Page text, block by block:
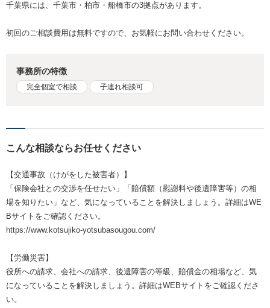
千葉県には、千葉市・柏市・船橋市の3拠点があります。
初回のご相談費用は無料ですので、お気軽にお問い合わせください。
事務所の特徴
完全個室で相談 子連れ相談可
こんな相談ならお任せください
【交通事故（けがをした被害者）】
「保険会社との交渉を任せたい」「賠償額（慰謝料や後遺障害等）の相
場を知りたい」など、気になっていることを解決しましょう。詳細はWE
Bサイトをご確認ください。
https://www.kotsujiko-yotsubasougou.com/
【労働災害】
役所への請求、会社への請求、後遺障害の等級、賠償金の相場など、気
になっていることを解決しましょう。詳細はWEBサイトをご確認くださ
い。